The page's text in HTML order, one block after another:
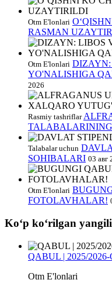
Otm E'lonlari
RASMAN
Otm E'lonlari
YO'NALISHIGA
2026
Rasmiy tashriflar
Talabalar uchun
SOHIBALARI 03 авг
Otm E'lonlari
FOTOLAVHALAR!
Koʻp koʻrilgan
QABUL | 2025/
Otm E'lonlari